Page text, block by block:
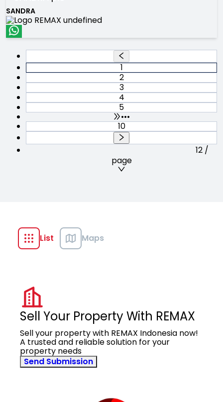
SANDRA
1
2
3
4
5
•••
10
12 /
page
List Maps
Sell Your Property With REMAX
Sell your property with REMAX Indonesia now!
A trusted and reliable solution for your
property needs
Send Submission